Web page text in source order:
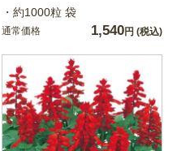
・約1000粒 袋
通常価格 1,540円 (税込)